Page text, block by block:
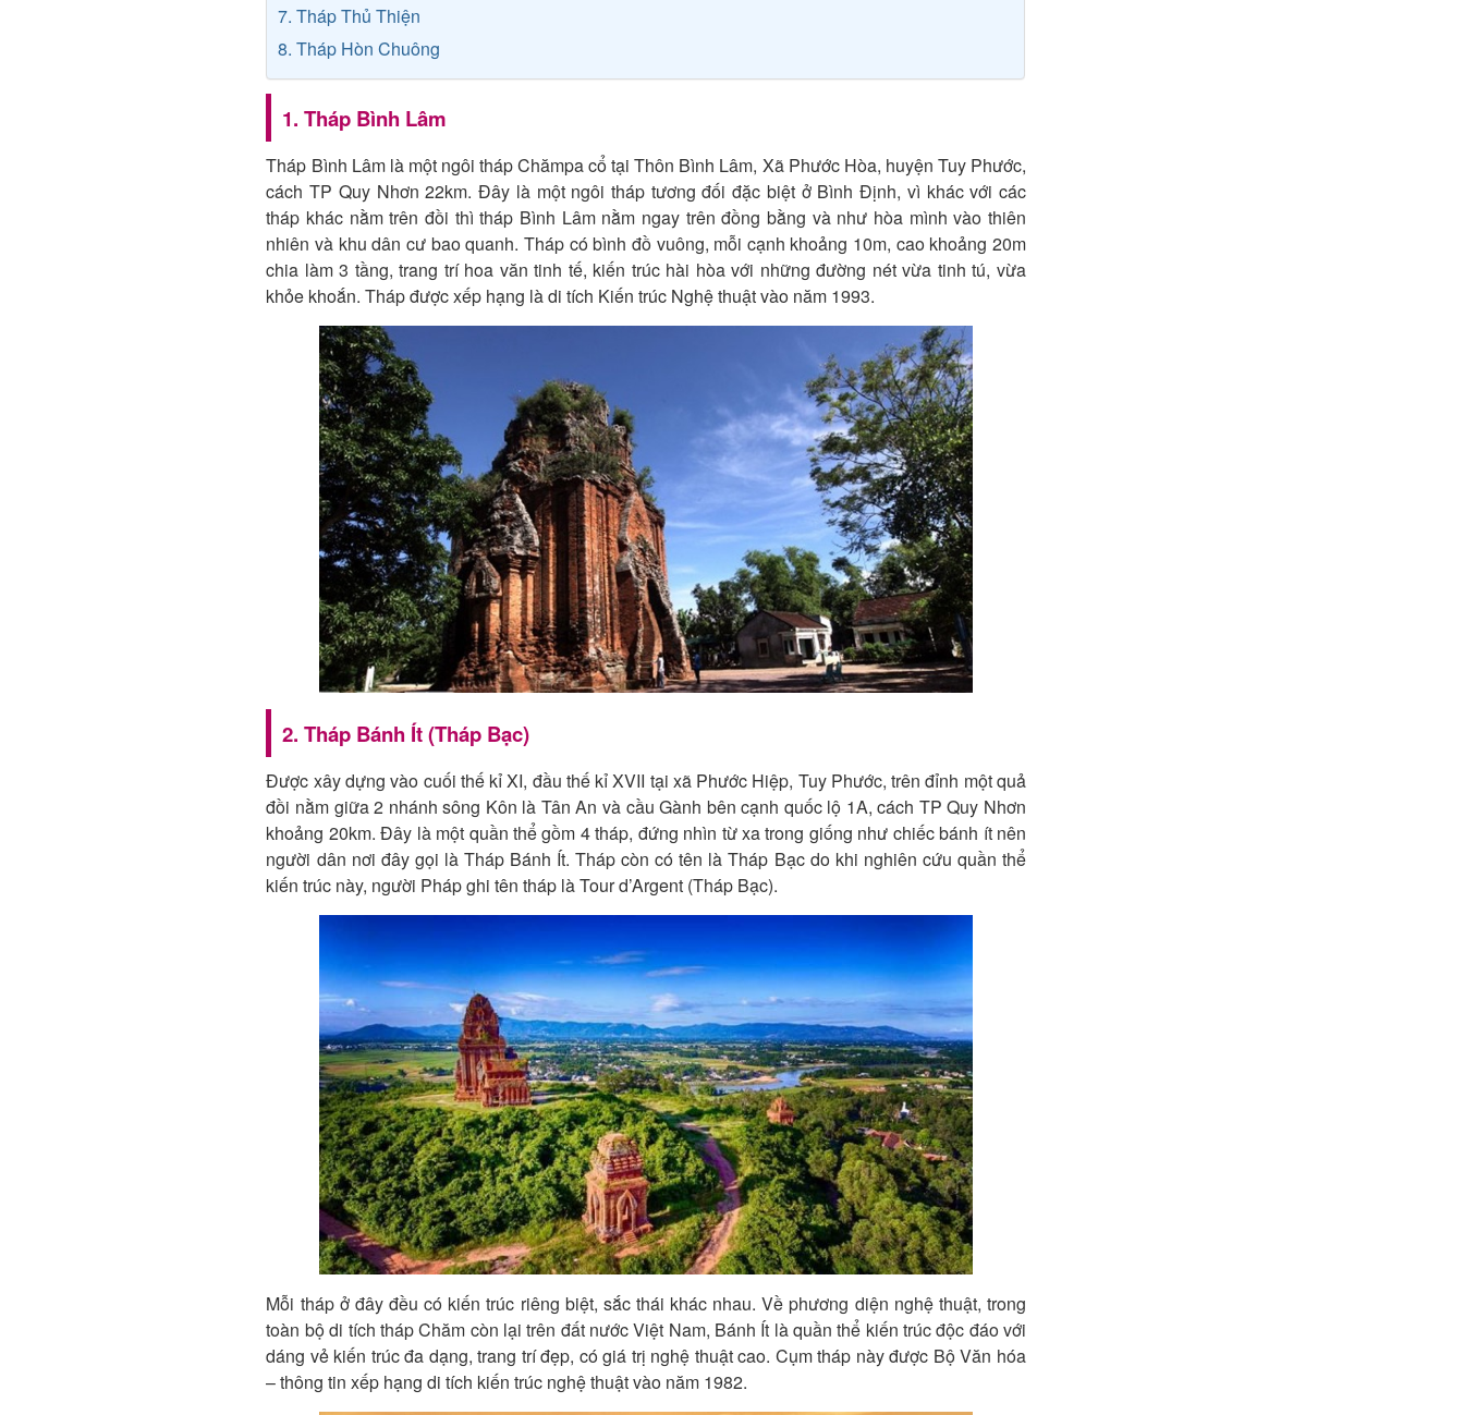
7. Tháp Thủ Thiện
8. Tháp Hòn Chuông
1. Tháp Bình Lâm
Tháp Bình Lâm là một ngôi tháp Chămpa cổ tại Thôn Bình Lâm, Xã Phước Hòa, huyện Tuy Phước,
cách TP Quy Nhơn 22km. Đây là một ngôi tháp tương đối đặc biệt ở Bình Định, vì khác với các
tháp khác nằm trên đồi thì tháp Bình Lâm nằm ngay trên đồng bằng và như hòa mình vào thiên
nhiên và khu dân cư bao quanh. Tháp có bình đồ vuông, mỗi cạnh khoảng 10m, cao khoảng 20m
chia làm 3 tầng, trang trí hoa văn tinh tế, kiến trúc hài hòa với những đường nét vừa tinh tú, vừa
khỏe khoắn. Tháp được xếp hạng là di tích Kiến trúc Nghệ thuật vào năm 1993.
2. Tháp Bánh Ít (Tháp Bạc)
Được xây dựng vào cuối thế kỉ XI, đầu thế kỉ XVII tại xã Phước Hiệp, Tuy Phước, trên đỉnh một quả
đồi nằm giữa 2 nhánh sông Kôn là Tân An và cầu Gành bên cạnh quốc lộ 1A, cách TP Quy Nhơn
khoảng 20km. Đây là một quần thể gồm 4 tháp, đứng nhìn từ xa trong giống như chiếc bánh ít nên
người dân nơi đây gọi là Tháp Bánh Ít. Tháp còn có tên là Tháp Bạc do khi nghiên cứu quần thể
kiến trúc này, người Pháp ghi tên tháp là Tour d’Argent (Tháp Bạc).
Mỗi tháp ở đây đều có kiến trúc riêng biệt, sắc thái khác nhau. Về phương diện nghệ thuật, trong
toàn bộ di tích tháp Chăm còn lại trên đất nước Việt Nam, Bánh Ít là quần thể kiến trúc độc đáo với
dáng vẻ kiến trúc đa dạng, trang trí đẹp, có giá trị nghệ thuật cao. Cụm tháp này được Bộ Văn hóa
– thông tin xếp hạng di tích kiến trúc nghệ thuật vào năm 1982.